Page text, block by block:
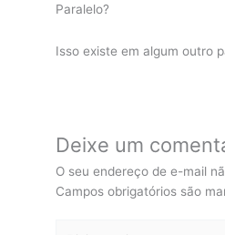
Paralelo?
Isso existe em algum outro
Deixe um
O seu endereço de e-mail
Campos obrigatórios são